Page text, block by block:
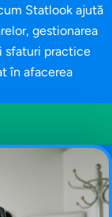
Statlook ajută
gestionarea
sfaturi practice
în afacerea